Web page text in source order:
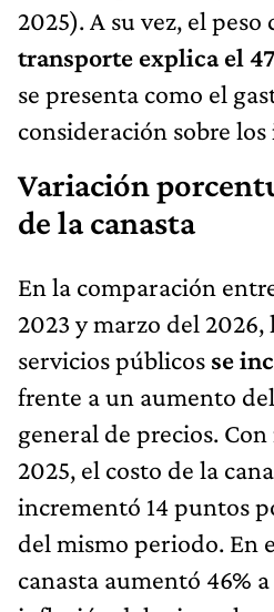
2025). A su vez, el peso
transporte explica el
se presenta como el
consideración sobre
Variación
de la canasta
En la comparación
2023 y marzo del 2026,
servicios públicos se
frente a un aumento
general de precios.
2025, el costo de la
incrementó 14 puntos
del mismo periodo. En
canasta aumentó 46%